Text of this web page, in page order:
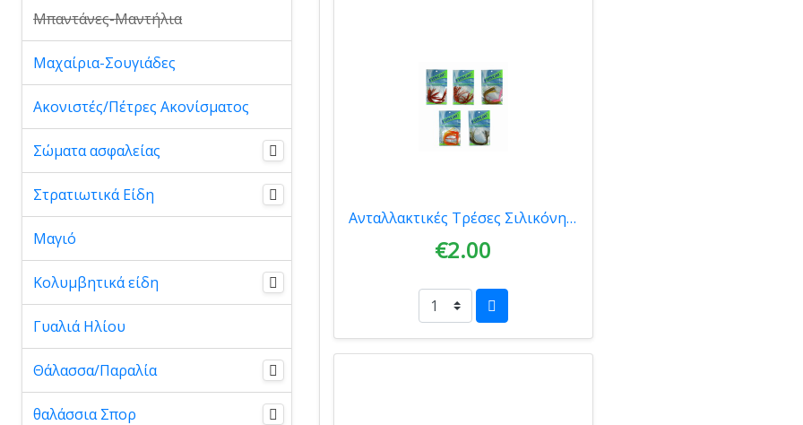
Aνταλλακτικές Τρέσες Σιλικόνης Oceanic Τairubber & Kabura 945096
€2.00
Μπαντάνες-Μαντήλια
Μαχαίρια-Σουγιάδες
Ακονιστές/Πέτρες Ακονίσματος
Σώματα ασφαλείας
Στρατιωτικά Είδη
Μαγιό
Κολυμβητικά είδη
Γυαλιά Ηλίου
Θάλασσα/Παραλία
θαλάσσια Σπορ